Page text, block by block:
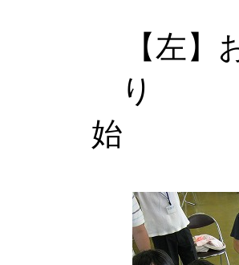
【左
り
始 【